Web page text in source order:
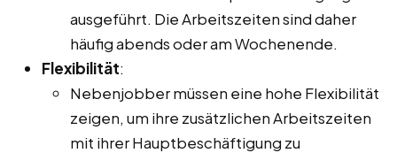
ausgeführt. Die Arbeitszeiten sind daher
häufig abends oder am Wochenende.
Flexibilität:
Nebenjobber müssen eine hohe Flexibilität
zeigen, um ihre zusätzlichen Arbeitszeiten
mit ihrer Hauptbeschäftigung zu